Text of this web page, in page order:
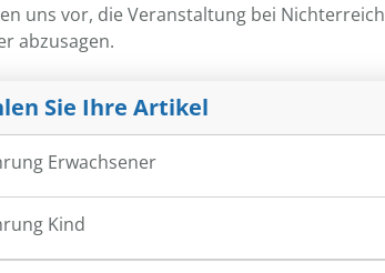
uns vor, die Veranstaltung bei
abzusagen.
Sie Ihre Artikel
Erwachsener
Kind